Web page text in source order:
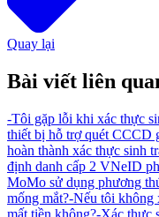
Quay lại
Bài viết liên
-Tôi gặp lỗi khi xác thực
thiết bị hỗ trợ quét CCCD
hoàn thành xác thực sinh
định danh cấp 2 VNeID
MoMo sử dụng phương
mống mắt?-Nếu tôi không
mất tiền không?-Xác thực